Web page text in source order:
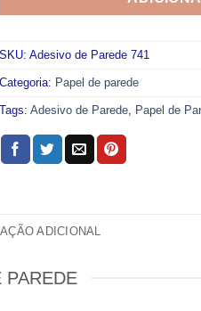
SKU: Adesivo de Parede 741
Categoria: Papel de parede
Tags: Adesivo de Parede Papel de
ADICIONAL
PAREDE